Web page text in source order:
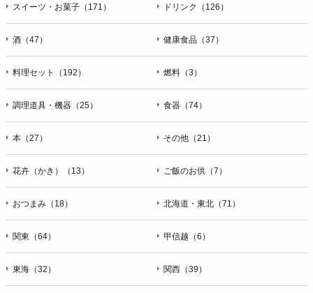
スイーツ・お菓子（171） ドリンク（126）
酒（47） 健康食品（37）
料理セット（192） 燃料（3）
調理道具・機器（25） 食器（74）
本（27） その他（21）
花卉（かき）（13） ご飯のお供（7）
おつまみ（18） 北海道・東北（71）
関東（64） 甲信越（6）
東海（32） 関西（39）